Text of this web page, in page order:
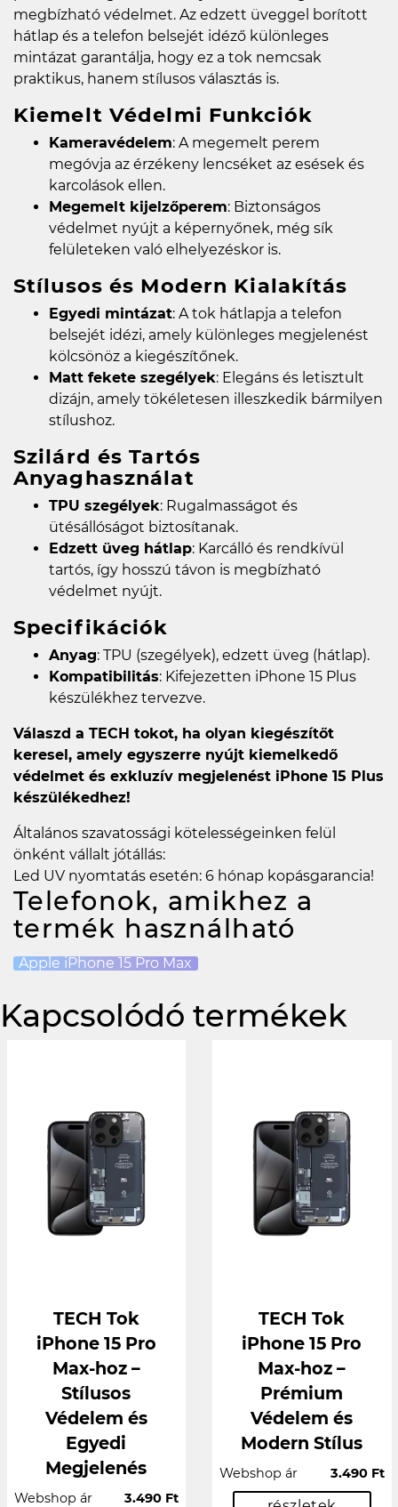
megbízható védelmet. Az edzett üveggel borított
hátlap és a telefon belsejét idéző különleges
mintázat garantálja, hogy ez a tok nemcsak
praktikus, hanem stílusos választás is.
Kiemelt Védelmi Funkciók
Kameravédelem: A megemelt perem
megóvja az érzékeny lencséket az esések és
karcolások ellen.
Megemelt kijelzőperem: Biztonságos
védelmet nyújt a képernyőnek, még sík
felületeken való elhelyezéskor is.
Stílusos és Modern Kialakítás
Egyedi mintázat: A tok hátlapja a telefon
belsejét idézi, amely különleges megjelenést
kölcsönöz a kiegészítőnek.
Matt fekete szegélyek: Elegáns és letisztult
dizájn, amely tökéletesen illeszkedik bármilyen
stílushoz.
Szilárd és Tartós
Anyaghasználat
TPU szegélyek: Rugalmasságot és
ütésállóságot biztosítanak.
Edzett üveg hátlap: Karcálló és rendkívül
tartós, így hosszú távon is megbízható
védelmet nyújt.
Specifikációk
Anyag: TPU (szegélyek), edzett üveg (hátlap).
Kompatibilitás: Kifejezetten iPhone 15 Plus
készülékhez tervezve.
Válaszd a TECH tokot, ha olyan kiegészítőt
keresel, amely egyszerre nyújt kiemelkedő
védelmet és exkluzív megjelenést iPhone 15 Plus
készülékedhez!
Általános szavatossági kötelességeinken felül
önként vállalt jótállás:
Led UV nyomtatás esetén: 6 hónap kopásgarancia!
Telefonok, amikhez a
termék használható
Apple iPhone 15 Pro Max
Kapcsolódó termékek
TECH Tok
iPhone 15 Pro
Max-hoz –
Stílusos
Védelem és
Egyedi
Megjelenés
Webshop ár 3.490 Ft
TECH Tok
iPhone 15 Pro
Max-hoz –
Prémium
Védelem és
Modern Stílus
Webshop ár 3.490 Ft